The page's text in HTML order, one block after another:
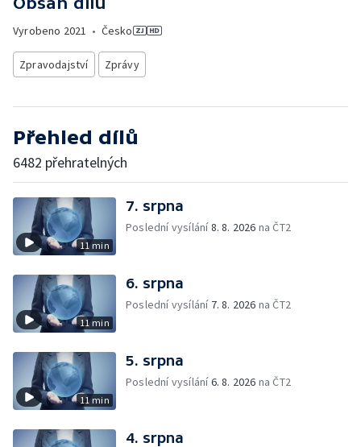
Vyrobeno 2021 • Česko
Zpravodajství Zprávy
Přehled dílů
6482 přehratelných
11 min
7. srpna
Poslední vysílání8. 8. 2026 na ČT2
11 min
6. srpna
Poslední vysílání 7. 8. 2026 na ČT2
11 min
5. srpna
Poslední vysílání6. 8. 2026 na ČT2
4. srpna